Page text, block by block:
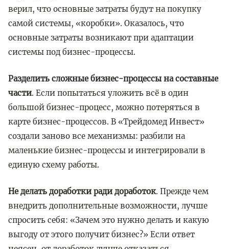
верил, что основные затраты будут на покупку
самой системы, «коробки». Оказалось, что
основные затраты возникают при адаптации
системы под бизнес-процессы.
Разделить сложные бизнес-процессы на составные
части. Если попытаться уложить всё в один
большой бизнес-процесс, можно потеряться в
карте бизнес-процессов. В «Трейдомед Инвест»
создали заново все механизмы: разбили на
маленькие бизнес-процессы и интегрировали в
единую схему работы.
Не делать доработки ради доработок. Прежде чем
внедрить дополнительные возможности, лучше
спросить себя: «Зачем это нужно делать и какую
выгоду от этого получит бизнес?» Если ответ